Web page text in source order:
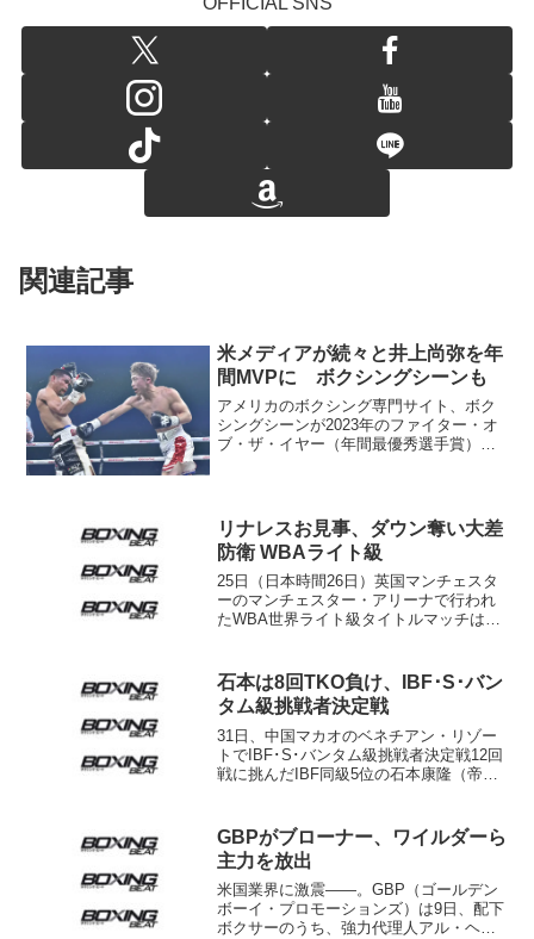
関連記事
米メディアが続々と井上尚弥を年
間MVPに ボクシングシーンも
アメリカのボクシング専門サイト、ボク
シングシーンが2023年のファイター・オ
ブ・ザ・イヤー（年間最優秀選手賞）に
に、老舗ボク...
リナレスお見事、ダウン奪い大差
防衛 WBAライト級
25日（日本時間26日）英国マンチェスタ
ーのマンチェスター・アリーナで行われ
たWBA世界ライト級タイトルマッチは、
（英）からダウンを奪って大差3-0判定勝
ちした。スコアはジ...
石本は8回TKO負け、IBF･S･バン
タム級挑戦者決定戦
31日、中国マカオのベネチアン・リゾー
トでIBF･S･バンタム級挑戦者決定戦12回
戦に挑んだIBF同級5位の石本康隆（帝
つかむことはできなかった。 昨年4月、
ウ...
GBPがブローナー、ワイルダーら
主力を放出
米国業界に激震――。GBP（ゴールデン
ボーイ・プロモーションズ）は9日、配下
ボクサーのうち、強力代理人アル・ヘイ